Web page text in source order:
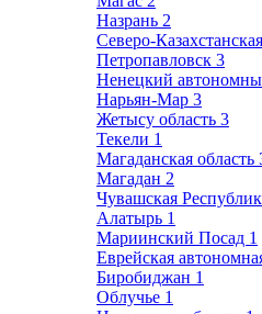
Назрань 2
Северо-
Петропавловск 3
Ненецкий
Нарьян-Мар 3
Жетысу область 3
Текели 1
Магаданская область
Магадан 2
Чувашская
Алатырь 1
Мариинский Посад 1
Еврейская
Биробиджан 1
Облучье 1